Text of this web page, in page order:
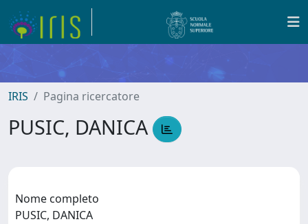
IRIS Pagina ricercatore
PUSIC, DANICA
Nome completo
PUSIC, DANICA